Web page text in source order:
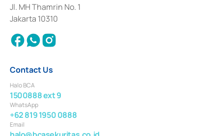
Institution for the Issuance, Transaction, and Administration and
Settlement of Commercial Paper Transactions whose license was issued in
2018.
Jl. MH Thamrin No. 1
Jakarta 10310
Contact Us
Halo BCA
1500888 ext 9
WhatsApp
+62 819 1950 0888
Email